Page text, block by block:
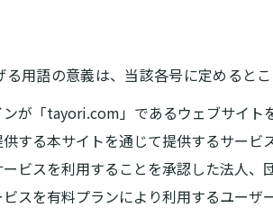
用語の意義は、当該各号に定めるとこ
が「tayori.com」であるウェブサイト
する本サイトを通じて提供するサービ
ビスを利用することを承認した法人、
スを有料プランにより利用するユーザ